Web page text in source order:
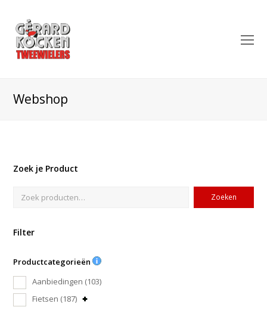
Webshop
Zoek je Product
Zoeken
Filter
Productcategorieën
Aanbiedingen (103)
Fietsen (187)